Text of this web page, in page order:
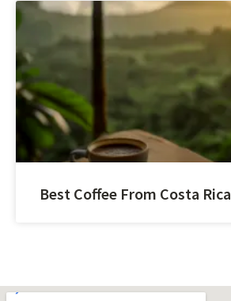
Best Coffee From Costa Rica